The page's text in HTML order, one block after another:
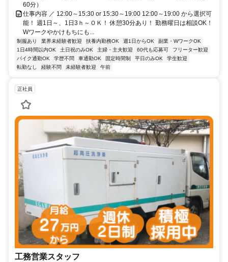
60分）
仕事内容 ／ 12:00～15:30 or 15:30～19:00 12:00～19:00 から選択可
能！ 週1日～、1日3ｈ～ＯＫ！ 休憩30分あり！ 勤務曜日は相談OK！
Wワークやかけもちにも...
制服あり 業界未経験者歓迎 扶養内勤務OK 週1日からOK
副業・WワークOK
1日4時間以内OK
土日祝のみOK 主婦・主夫歓迎 60代も応募可
フリーター歓迎
バイク通勤OK
学歴不問 車通勤OK 固定時間制 平日のみOK
学生歓迎
転勤なし
経験不問 未経験者歓迎 午前
正社員
工務営業スタッフ